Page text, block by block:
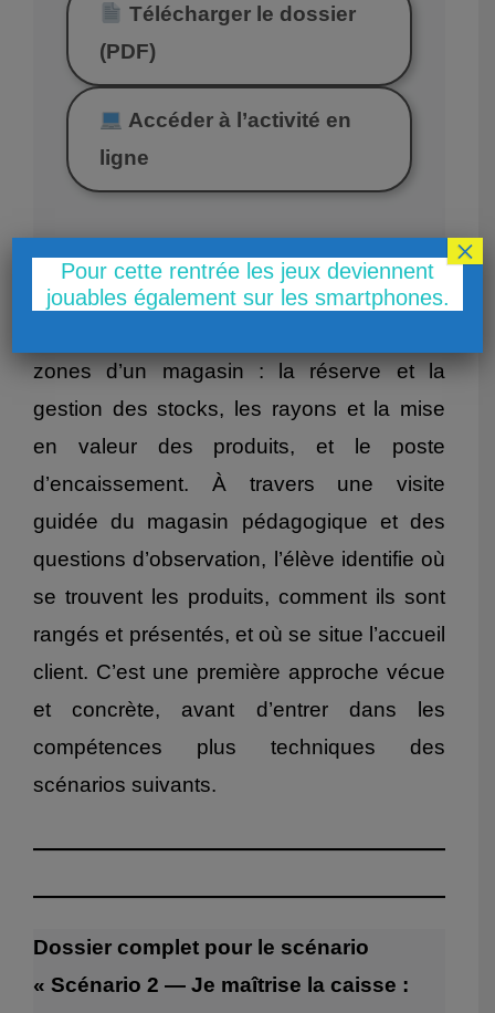
Télécharger le dossier
(PDF)
Accéder à l’activité en
ligne
Ce premier scénario permet à l’élève de
zones d’un magasin : la réserve et la
gestion des stocks, les rayons et la mise
en valeur des produits, et le poste
d’encaissement. À travers une visite
guidée du magasin pédagogique et des
questions d’observation, l’élève identifie où
se trouvent les produits, comment ils sont
rangés et présentés, et où se situe l’accueil
client. C’est une première approche vécue
et concrète, avant d’entrer dans les
compétences plus techniques des
scénarios suivants.
Dossier complet pour le scénario
« Scénario 2 — Je maîtrise la caisse :
Pour cette rentrée les jeux deviennent
jouables également sur les smartphones.
×